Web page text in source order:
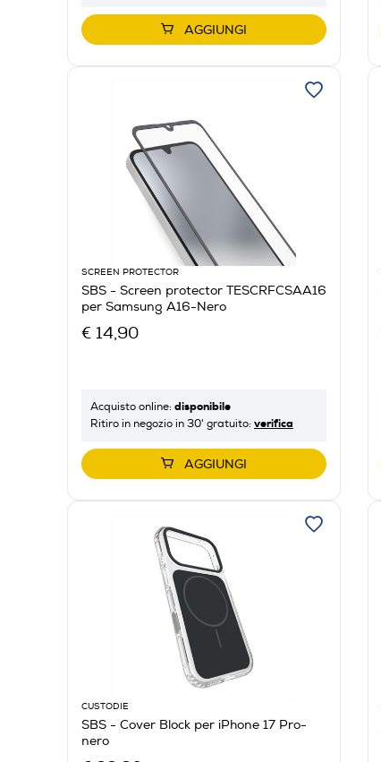
AGGIUNGI
SCREEN PROTECTOR
SBS - Screen protector TESCRFCSAA16
per Samsung A16-Nero
€ 14,90
Acquisto online: disponibile
Ritiro in negozio in 30' gratuito: verifica
AGGIUNGI
CUSTODIE
SBS - Cover Block per iPhone 17 Pro-
nero